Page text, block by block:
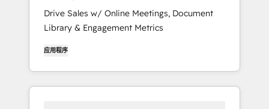
Drive Sales w/ Online Meetings, Document
Library & Engagement Metrics
应用程序